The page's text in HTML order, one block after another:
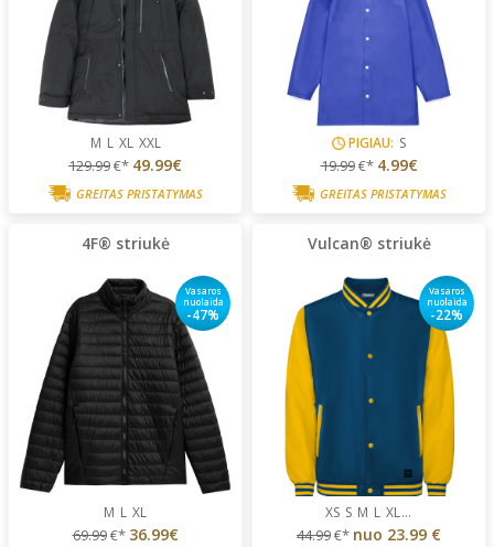
M L XL XXL
129.99€* 49.99€
GREITAS PRISTATYMAS
PIGIAU: S
19.99€* 4.99€
GREITAS PRISTATYMAS
4F® striukė
Vasaros
nuolaida
-47%
M L XL
69.99€* 36.99€
Vulcan® striukė
Vasaros
nuolaida
-22%
XS S M L XL...
44.99€* nuo 23.99 €